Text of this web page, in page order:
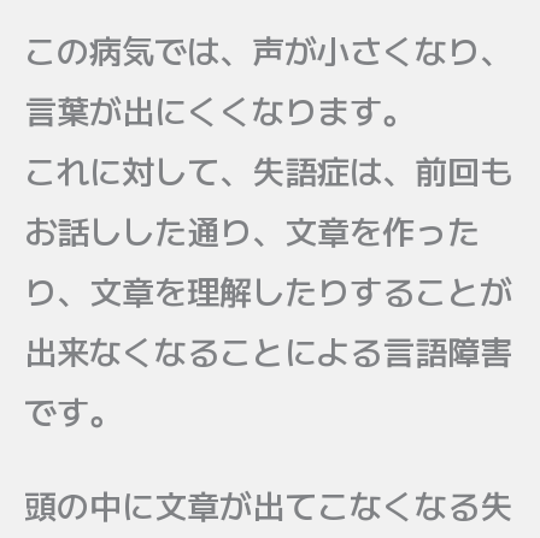
この病気では、声が小さくなり、
言葉が出にくくなります。
これに対して、失語症は、前回も
お話しした通り、文章を作った
り、文章を理解したりすることが
出来なくなることによる言語障害
です。
頭の中に文章が出てこなくなる失